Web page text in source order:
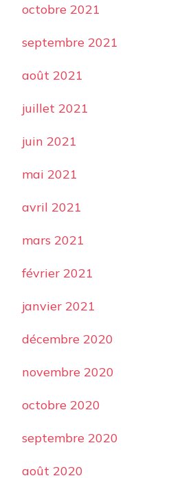
octobre 2021
septembre 2021
août 2021
juillet 2021
juin 2021
mai 2021
avril 2021
mars 2021
février 2021
janvier 2021
décembre 2020
novembre 2020
octobre 2020
septembre 2020
août 2020